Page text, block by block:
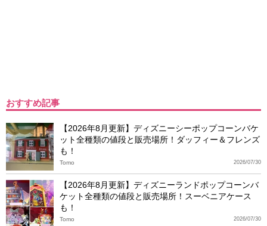
おすすめ記事
【2026年8月更新】ディズニーシーポップコーンバケ
ット全種類の値段と販売場所！ダッフィー＆フレンズ
も！
2026/07/30
Tomo
【2026年8月更新】ディズニーランドポップコーンバ
ケット全種類の値段と販売場所！スーベニアケース
も！
2026/07/30
Tomo